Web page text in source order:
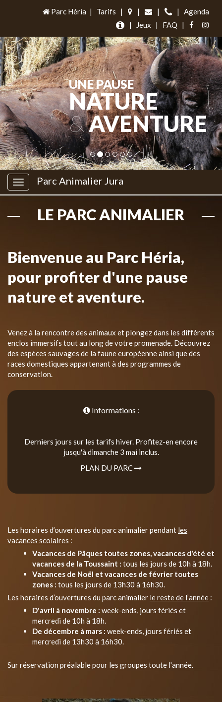
Parc Héria | Tarifs | | | |
Agenda
|
Jeux | FAQ |
UNE PAUSE
NATURE
&AVENTURE
Parc Animalier Jura
LE PARC ANIMALIER
Bienvenue au Parc Héria,
pour profiter d'une pause
nature et aventure.
Venez à la rencontre des animaux et plongez dans les différents
enclos immersifs tout au long de votre promenade. Découvrez
des espèces sauvages de la faune européenne ainsi que des
races domestiques appartenant à des programmes de
conservation.
Informations :
Derniers jours sur les tarifs hiver. Profitez-en encore
jusqu'à dimanche 3 mai inclus.
PLAN DU PARC
Les horaires d’ouvertures du parc animalier pendant les
vacances scolaires :
Vacances de Pâques toutes zones, vacances d'été et
vacances de la Toussaint : tous les jours de 10h à 18h.
Vacances de Noël et vacances de février toutes
zones : tous les jours de 13h30 à 16h30.
Les horaires d’ouvertures du parc animalier le reste de l’année :
D'avril à novembre : week-ends, jours fériés et
mercredi de 10h à 18h.
De décembre à mars : week-ends, jours fériés et
mercredi de 13h30 à 16h30.
Sur réservation préalable pour les groupes toute l'année.